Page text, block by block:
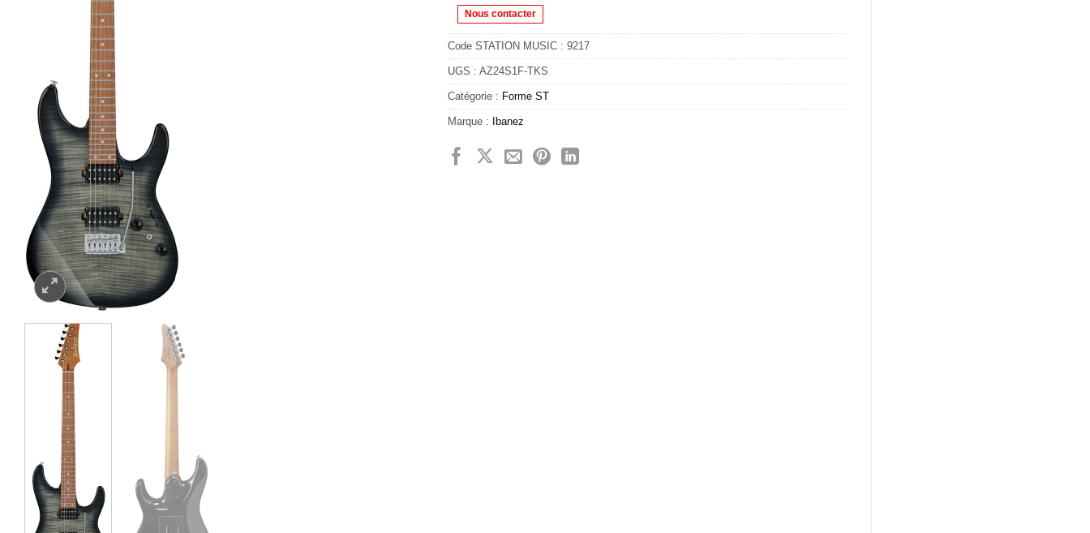
Nous contacter
Code STATION MUSIC :9217
UGS :AZ24S1F-TKS
Catégorie : Forme ST
Marque : Ibanez